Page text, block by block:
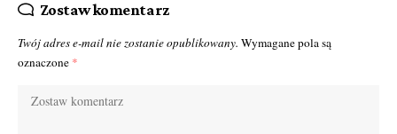
Zostaw komentarz
Twój adres e-mail nie zostanie opublikowany. Wymagane pola są
oznaczone *